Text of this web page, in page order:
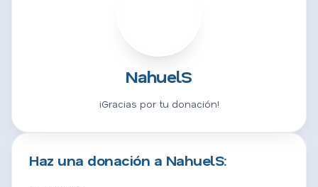
NahuelS
¡Gracias por tu donación!
Haz una donación a NahuelS: